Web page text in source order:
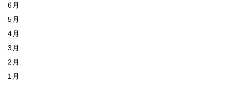
6月
5月
4月
3月
2月
1月